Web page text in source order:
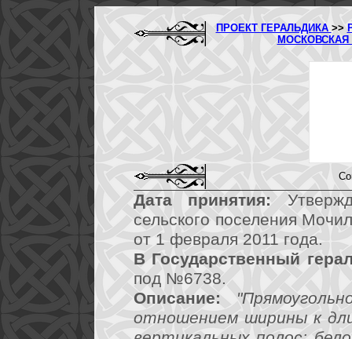
ПРОЕКТ ГЕРАЛЬДИКА >>
Дата принятия:
сельского поселения
от 1 февраля 2011 года.
В Государственный
под №6738.
Описание:
отношением ширины к